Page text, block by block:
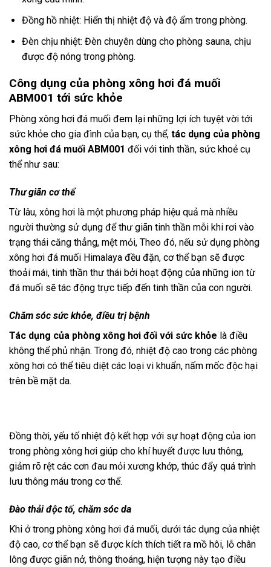
Đồng hồ nhiệt: Hiển thị nhiệt độ và độ ẩm trong phòng.
Đèn chịu nhiệt: Đèn chuyên dùng cho phòng sauna, chịu
được độ nóng trong phòng.
Công dụng của phòng xông hơi đá muối
ABM001 tới sức khỏe
Phòng xông hơi đá muối đem lại những lợi ích tuyệt vời tới
sức khỏe cho gia đình của bạn, cụ thể, tác dụng của phòng
xông hơi đá muối ABM001 đối với tinh thần, sức khoẻ cụ
thể như sau:
Thư giãn cơ thể
Từ lâu, xông hơi là một phương pháp hiệu quả mà nhiều
người thường sử dụng để thư giãn tinh thần mỗi khi rơi vào
trạng thái căng thẳng, mệt mỏi, Theo đó, nếu sử dụng phòng
xông hơi đá muối Himalaya đều đặn, cơ thể bạn sẽ được
thoải mái, tinh thần thư thái bởi hoạt động của những ion từ
đá muối sẽ tác động trực tiếp đến tinh thần của con người.
Chăm sóc sức khỏe, điều trị bệnh
Tác dụng của phòng xông hơi đối với sức khỏe là điều
không thể phủ nhận. Trong đó, nhiệt độ cao trong các phòng
xông hơi có thể tiêu diệt các loại vi khuẩn, nấm mốc độc hại
trên bề mặt da.
Đồng thời, yếu tố nhiệt độ kết hợp với sự hoạt động của ion
trong phòng xông hơi giúp cho khí huyết được lưu thông,
giảm rõ rệt các cơn đau mỏi xương khớp, thúc đẩy quá trình
lưu thông máu trong cơ thể.
Đào thải độc tố, chăm sóc da
Khi ở trong phòng xông hơi đá muối, dưới tác dụng của nhiệt
độ cao, cơ thể bạn sẽ được kích thích tiết ra mồ hôi, lỗ chân
lông được giãn nở, thông thoáng, hiện tượng này tạo điều